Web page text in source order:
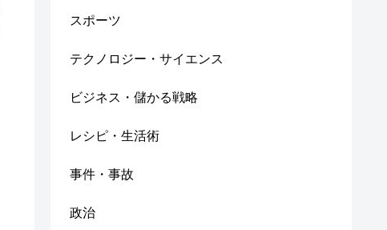
スポーツ
テクノロジー・サイエンス
ビジネス・儲かる戦略
レシピ・生活術
事件・事故
政治